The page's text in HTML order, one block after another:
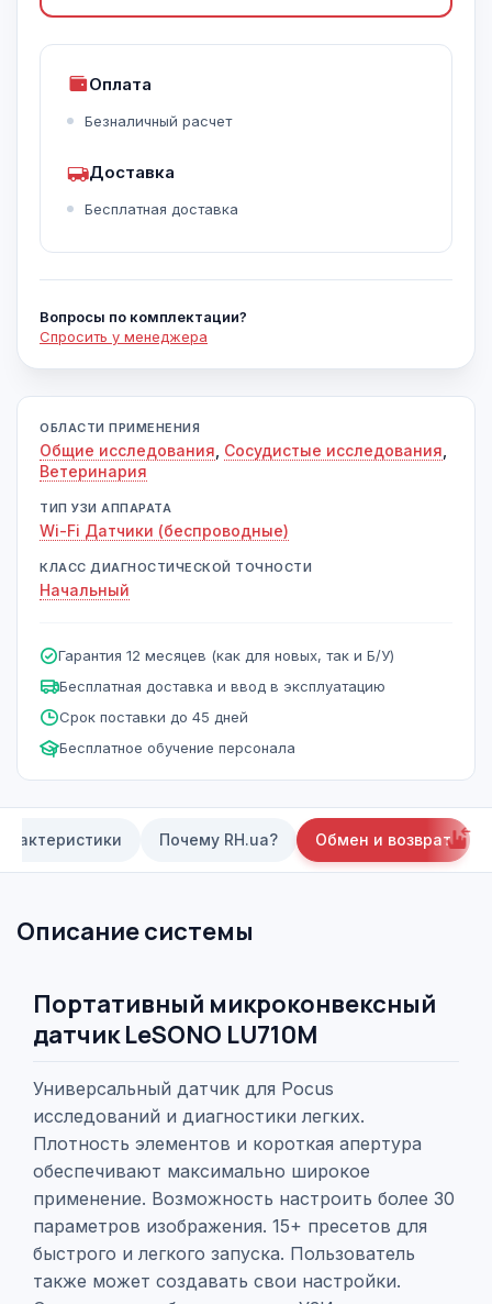
Оплата
Безналичный расчет
Доставка
Бесплатная доставка
Вопросы по комплектации?
Спросить у менеджера
ОБЛАСТИ ПРИМЕНЕНИЯ
Общие исследования Сосудистые исследования
Ветеринария
ТИП УЗИ АППАРАТА
Wi-Fi Датчики (беспроводные)
КЛАСС ДИАГНОСТИЧЕСКОЙ ТОЧНОСТИ
Начальный
Гарантия 12 месяцев (как для новых, так и Б/У)
Бесплатная доставка и ввод в эксплуатацию
Срок поставки до 45 дней
Бесплатное обучение персонала
Почему RH.ua? Обмен и возврат
Описание системы
Портативный микроконвексный
датчик LeSONO LU710M
Универсальный датчик для Pocus
исследований и диагностики легких.
Плотность элементов и короткая апертура
обеспечивают максимально широкое
применение. Возможность настроить более 30
параметров изображения. 15+ пресетов для
быстрого и легкого запуска. Пользователь
также может создавать свои настройки.